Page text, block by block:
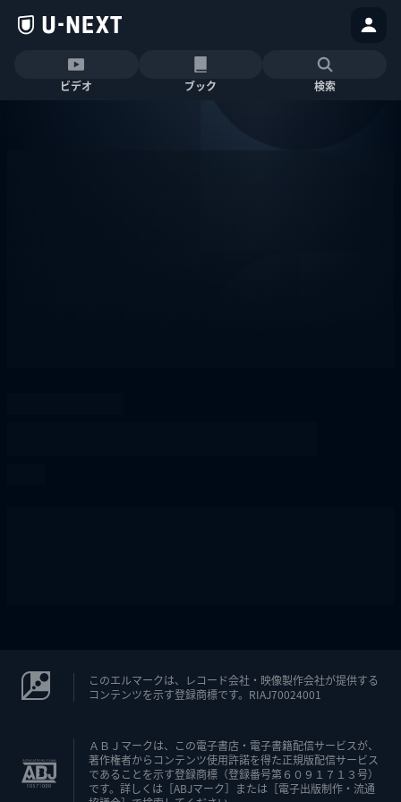
ビデオ ブック 検索
このエルマークは、レコード会社・映像製作会社が提供する
コンテンツを示す登録商標です。RIAJ70024001
ＡＢＪマークは、この電子書店・電子書籍配信サービスが、
著作権者からコンテンツ使用許諾を得た正規版配信サービス
であることを示す登録商標（登録番号第６０９１７１３号）
です。詳しくは［ABJマーク］または［電子出版制作・流通